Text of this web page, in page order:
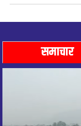
७
८ महिना अघि
८
आज
आज
समाचार